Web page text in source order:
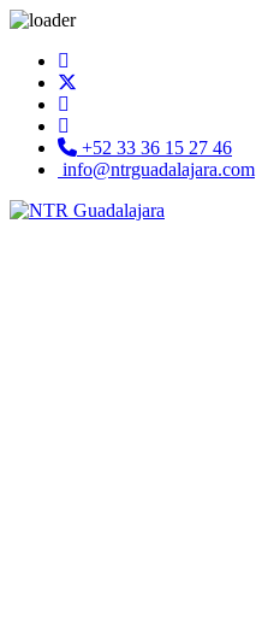
+52 33 36 15 27 46
info@ntrguadalajara.com